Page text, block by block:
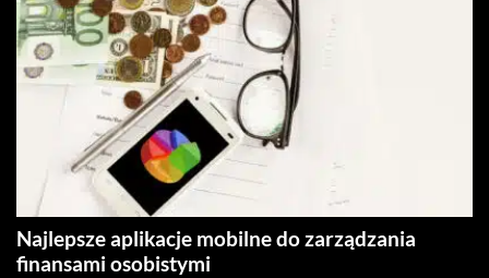
Najlepsze aplikacje mobilne do zarządzania
finansami osobistymi